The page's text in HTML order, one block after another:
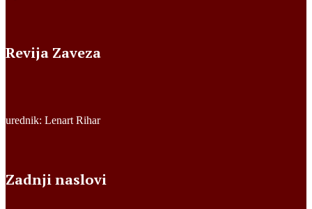
Revija Zaveza
urednik: Lenart Rihar
Zadnji naslovi